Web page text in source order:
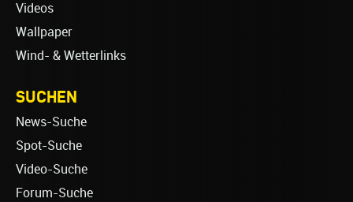
Videos
Wallpaper
Wind- & Wetterlinks
SUCHEN
News-Suche
Spot-Suche
Video-Suche
Forum-Suche